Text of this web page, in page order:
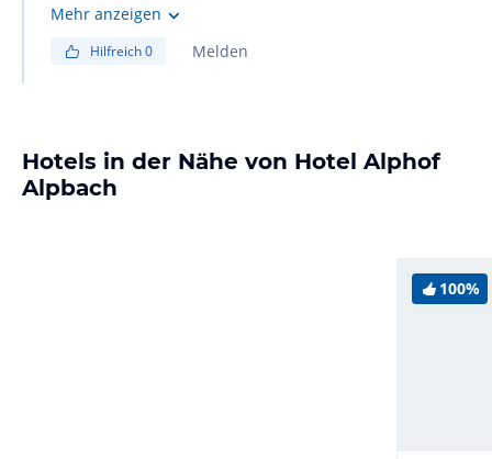
Mehr anzeigen
Hilfreich0 Melden
Hotels in der Nähe von Hotel Alphof
Alpbach
100%